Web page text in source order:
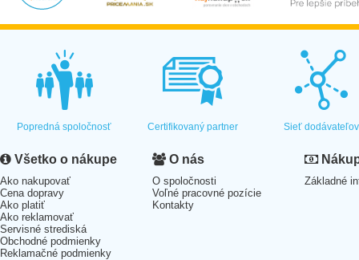
Popredná spoločnosť Certifikovaný partner Sieť dodávateľov
Všetko o nákupe
Ako nakupovať
Cena dopravy
Ako platiť
Ako reklamovať
Servisné strediská
Obchodné podmienky
Reklamačné podmienky
O nás
O spoločnosti
Voľné pracovné pozície
Kontakty
Základné